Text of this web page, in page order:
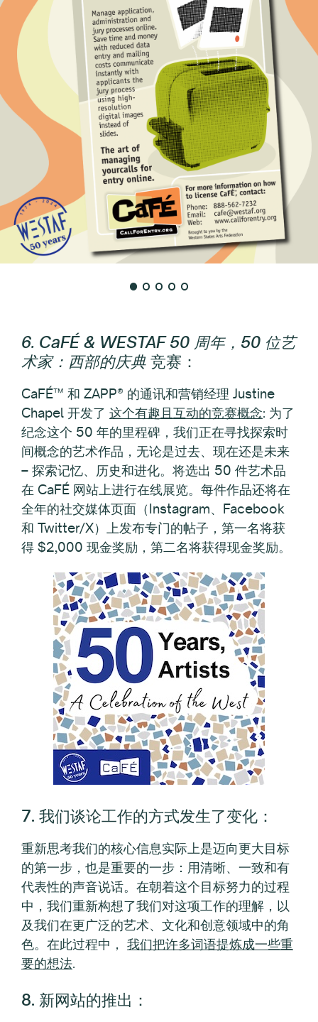
6. CaFÉ & WESTAF 50 周年，50 位艺
术家：西部的庆典 竞赛：
CaFÉ™ 和 ZAPP® 的通讯和营销经理 Justine
Chapel 开发了 这个有趣且互动的竞赛概念: 为了
纪念这个 50 年的里程碑，我们正在寻找探索时
间概念的艺术作品，无论是过去、现在还是未来
– 探索记忆、历史和进化。将选出 50 件艺术品
在 CaFÉ 网站上进行在线展览。每件作品还将在
全年的社交媒体页面（Instagram、Facebook
和 Twitter/X）上发布专门的帖子，第一名将获
得 $2,000 现金奖励，第二名将获得现金奖励。
7. 我们谈论工作的方式发生了变化：
重新思考我们的核心信息实际上是迈向更大目标
的第一步，也是重要的一步：用清晰、一致和有
代表性的声音说话。在朝着这个目标努力的过程
中，我们重新构想了我们对这项工作的理解，以
及我们在更广泛的艺术、文化和创意领域中的角
色。在此过程中， 我们把许多词语提炼成一些重
要的想法.
8. 新网站的推出：